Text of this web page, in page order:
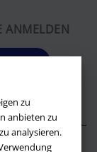
zu
anbieten zu
analysieren.
ANMELDEN